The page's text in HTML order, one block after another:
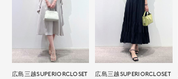
広島三越SUPERIORCLOSET 広島三越SUPERIORCLOSET